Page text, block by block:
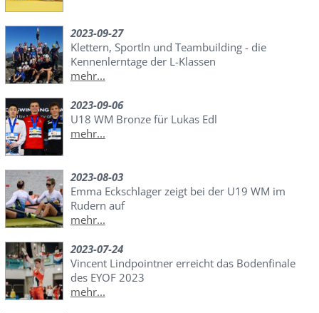
2023-09-27
Klettern, Sportln und Teambuilding - die
Kennenlerntage der L-Klassen
mehr...
2023-09-06
U18 WM Bronze für Lukas Edl
mehr...
2023-08-03
Emma Eckschlager zeigt bei der U19 WM im
Rudern auf
mehr...
2023-07-24
Vincent Lindpointner erreicht das Bodenfinale
des EYOF 2023
mehr...